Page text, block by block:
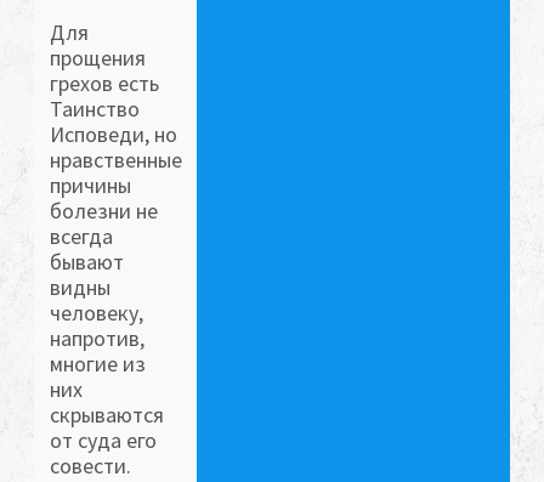
Для
прощения
грехов есть
Таинство
Исповеди, но
нравственные
причины
болезни не
всегда
бывают
видны
человеку,
напротив,
многие из
них
скрываются
от суда его
совести.